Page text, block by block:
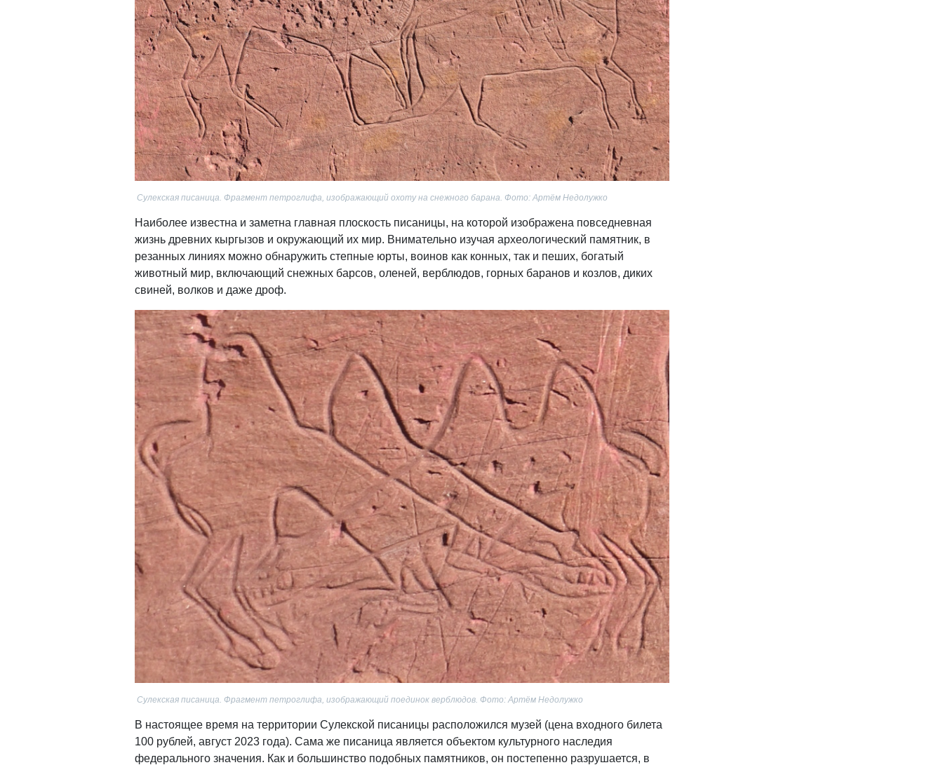
Сулекская писаница. Фрагмент петроглифа, изображающий охоту на снежного барана. Фото: Артём Недолужко
Наиболее известна и заметна главная плоскость писаницы, на которой изображена повседневная
жизнь древних кыргызов и окружающий их мир. Внимательно изучая археологический памятник, в
резанных линиях можно обнаружить степные юрты, воинов как конных, так и пеших, богатый
животный мир, включающий снежных барсов, оленей, верблюдов, горных баранов и козлов, диких
свиней, волков и даже дроф.
Сулекская писаница. Фрагмент петроглифа, изображающий поединок верблюдов. Фото: Артём Недолужко
В настоящее время на территории Сулекской писаницы расположился музей (цена входного билета
100 рублей, август 2023 года). Сама же писаница является объектом культурного наследия
федерального значения. Как и большинство подобных памятников, он постепенно разрушается, в